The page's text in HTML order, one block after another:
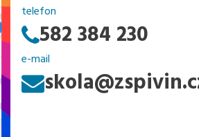
telefon
582 384 230
e-mail